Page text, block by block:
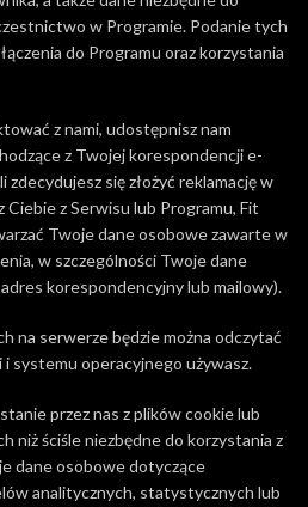
w Programie. Podanie tych
do Programu oraz korzystania
z nami, udostępnisz nam
z Twojej korespondencji e-
się złożyć reklamację w
Ciebie z Serwisu lub Programu, Fit
Twoje dane osobowe zawarte w
w szczególności Twoje dane
korespondencyjny lub mailowy).
na serwerze będzie można odczytać
i systemu operacyjnego używasz.
przez nas z plików cookie lub
niż ściśle niezbędne do korzystania z
dane osobowe dotyczące
analitycznych, statystycznych lub